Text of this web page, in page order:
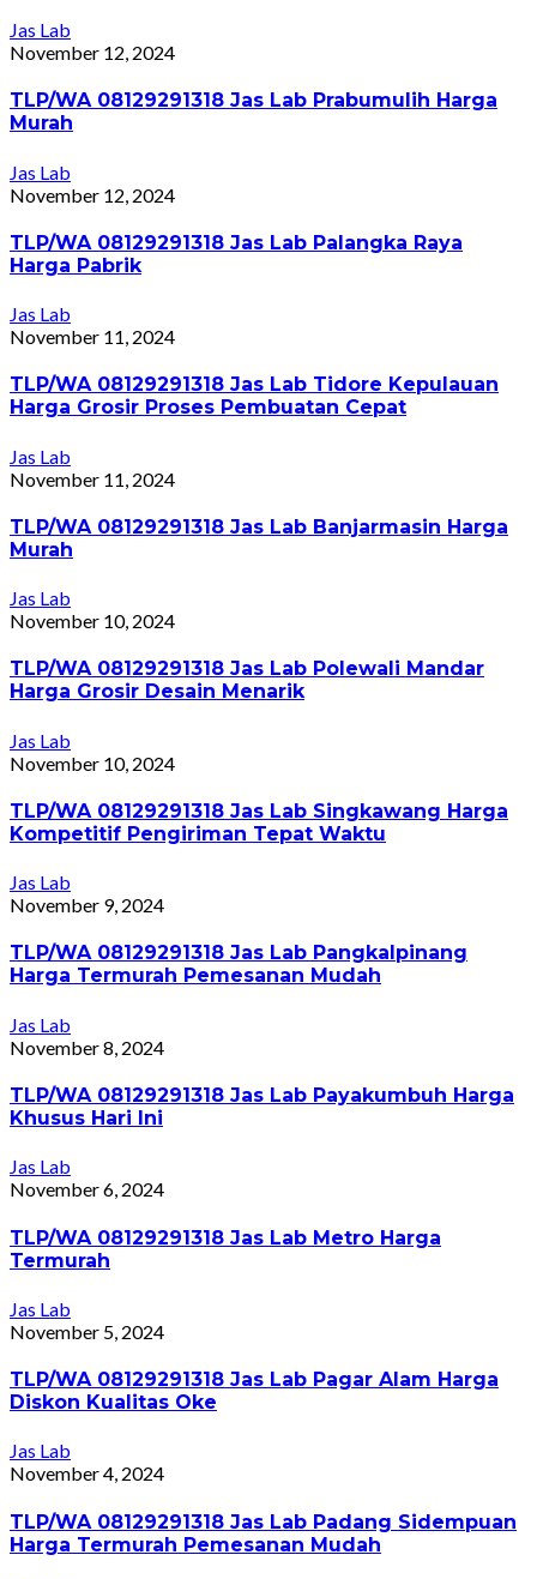
Jas Lab
November 12, 2024
TLP/WA 08129291318 Jas Lab Prabumulih Harga
Murah
Jas Lab
November 12, 2024
TLP/WA 08129291318 Jas Lab Palangka Raya
Harga Pabrik
Jas Lab
November 11, 2024
TLP/WA 08129291318 Jas Lab Tidore Kepulauan
Harga Grosir Proses Pembuatan Cepat
Jas Lab
November 11, 2024
TLP/WA 08129291318 Jas Lab Banjarmasin Harga
Murah
Jas Lab
November 10, 2024
TLP/WA 08129291318 Jas Lab Polewali Mandar
Harga Grosir Desain Menarik
Jas Lab
November 10, 2024
TLP/WA 08129291318 Jas Lab Singkawang Harga
Kompetitif Pengiriman Tepat Waktu
Jas Lab
November 9, 2024
TLP/WA 08129291318 Jas Lab Pangkalpinang
Harga Termurah Pemesanan Mudah
Jas Lab
November 8, 2024
TLP/WA 08129291318 Jas Lab Payakumbuh Harga
Khusus Hari Ini
Jas Lab
November 6, 2024
TLP/WA 08129291318 Jas Lab Metro Harga
Termurah
Jas Lab
November 5, 2024
TLP/WA 08129291318 Jas Lab Pagar Alam Harga
Diskon Kualitas Oke
Jas Lab
November 4, 2024
TLP/WA 08129291318 Jas Lab Padang Sidempuan
Harga Termurah Pemesanan Mudah